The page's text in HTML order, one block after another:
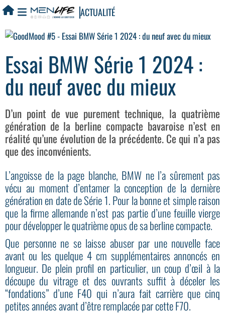
ACTUALITÉ
Essai BMW Série 1 2024 :
du neuf avec du mieux
D’un point de vue purement technique, la quatrième
génération de la berline compacte bavaroise n’est en
réalité qu’une évolution de la précédente. Ce qui n’a pas
que des inconvénients.
L’angoisse de la page blanche, BMW ne l’a sûrement pas
vécu au moment d’entamer la conception de la dernière
génération en date de Série 1. Pour la bonne et simple raison
que la firme allemande n’est pas partie d’une feuille vierge
pour développer le quatrième opus de sa berline compacte.
Que personne ne se laisse abuser par une nouvelle face
avant ou les quelque 4 cm supplémentaires annoncés en
longueur. De plein profil en particulier, un coup d’œil à la
découpe du vitrage et des ouvrants suffit à déceler les
“fondations” d’une F40 qui n’aura fait carrière que cinq
petites années avant d’être remplacée par cette F70.